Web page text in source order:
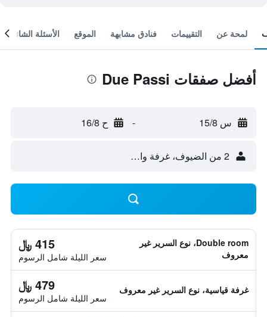
لمحة عن التقييمات فنادق مشابهة الموقع الأسئلة الشائعة
أفضل صفقات Due Passi
س 15/8 - ح 16/8
2 من الضيوف، غرفة واحدة
Double room، نوع السرير غير
معروف
415 ﷼
سعر الليلة شامل الرسوم
غرفة قياسية، نوع السرير غير معروف 479 ﷼
سعر الليلة شامل الرسوم